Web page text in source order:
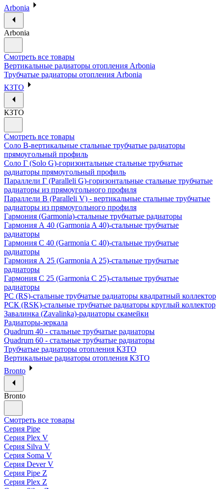
Arbonia
Arbonia
Смотреть все товары
Вертикальные радиаторы отопления Arbonia
Трубчатые радиаторы отопления Arbonia
КЗТО
КЗТО
Смотреть все товары
Соло В-вертикальные стальные трубчатые радиаторы
прямоугольный профиль
Соло Г (Solo G)-горизонтальные стальные трубчатые
радиаторы прямоугольный профиль
Параллели Г (Paralleli G)-горизонтальные стальные трубчатые
радиаторы из прямоугольного профиля
Параллели В (Paralleli V) - вертикальные стальные трубчатые
радиаторы из прямоугольного профиля
Гармония (Garmonia)-стальные трубчатые радиаторы
Гармония А 40 (Garmonia A 40)-стальные трубчатые
радиаторы
Гармония С 40 (Garmonia C 40)-стальные трубчатые
радиаторы
Гармония А 25 (Garmonia A 25)-стальные трубчатые
радиаторы
Гармония С 25 (Garmonia C 25)-стальные трубчатые
радиаторы
РС (RS)-стальные трубчатые радиаторы квадратный коллектор
РСК (RSK)-стальные трубчатые радиаторы круглый коллектор
Завалинка (Zavalinka)-радиаторы скамейки
Радиаторы-зеркала
Quadrum 40 - стальные трубчатые радиаторы
Quadrum 60 - стальные трубчатые радиаторы
Трубчатые радиаторы отопления КЗТО
Вертикальные радиаторы отопления КЗТО
Bronto
Bronto
Смотреть все товары
Серия Pipe
Серия Plex V
Серия Silva V
Серия Soma V
Серия Dever V
Серия Pipe Z
Серия Plex Z